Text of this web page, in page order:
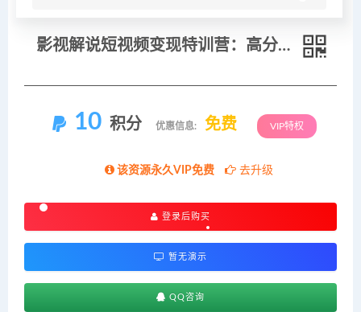
影视解说短视频变现特训营：高分影视文案撰写，配音剪辑成片实操
10 积分 优惠信息: 免费 VIP特权
该资源永久VIP免费 去升级
登录后购买
暂无演示
QQ咨询